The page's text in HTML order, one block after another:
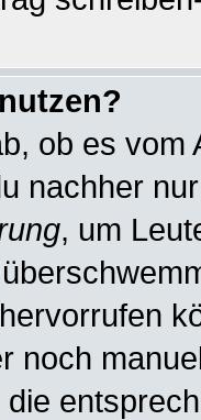
ob es
nachher
, um
noch